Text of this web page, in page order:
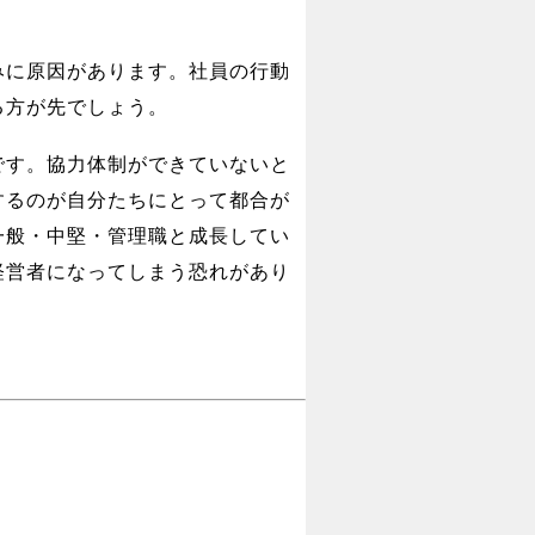
原因があります。社員の行動
が先でしょう。
。協力体制ができていないと
のが自分たちにとって都合が
・中堅・管理職と成長してい
者になってしまう恐れがあり